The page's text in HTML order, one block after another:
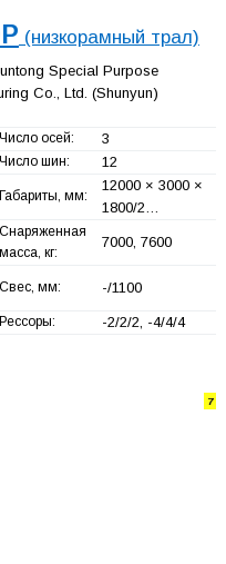
(низкорамный трал)
Special Purpose
Co., Ltd. (Shunyun)
Число осей: 3
Число шин: 12
Габариты, мм:
12000 × 3000 ×
1800/2…
Снаряженная
масса, кг:
7000, 7600
Свес, мм: -/1100
Рессоры: -2/2/2, -4/4/4
7